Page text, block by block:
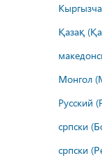
Қазақ
Монгол
Русский
српски
српски